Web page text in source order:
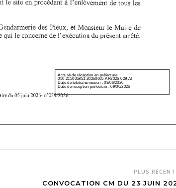
PLUS
CONVOCATION CM DU 23 JUIN